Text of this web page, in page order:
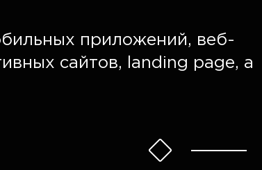
приложений, веб-
сайтов, landing page, а